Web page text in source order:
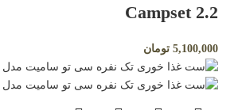
Campset 2.2
5,100,000 تومان